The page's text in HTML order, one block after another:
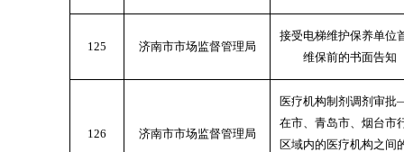
125 济南市市场监督管理局
接受电梯维护保养单位
维保前的书面告知
126 济南市市场监督管理局
医疗机构制剂调剂审
在市、青岛市、烟台市
区域内的医疗机构之间